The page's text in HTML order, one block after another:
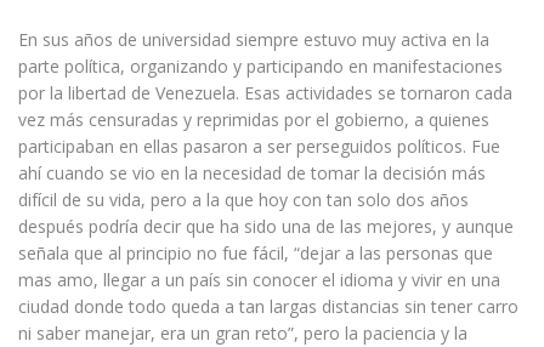
En sus años de universidad siempre estuvo muy activa en la
parte política, organizando y participando en manifestaciones
por la libertad de Venezuela. Esas actividades se tornaron cada
vez más censuradas y reprimidas por el gobierno, a quienes
participaban en ellas pasaron a ser perseguidos políticos. Fue
ahí cuando se vio en la necesidad de tomar la decisión más
difícil de su vida, pero a la que hoy con tan solo dos años
después podría decir que ha sido una de las mejores, y aunque
señala que al principio no fue fácil, “dejar a las personas que
mas amo, llegar a un país sin conocer el idioma y vivir en una
ciudad donde todo queda a tan largas distancias sin tener carro
ni saber manejar, era un gran reto”, pero la paciencia y la